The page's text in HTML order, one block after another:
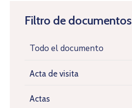
Filtro de documentos
Todo el documento
Acta de visita
Actas